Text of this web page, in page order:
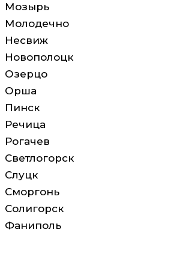
Мозырь
Молодечно
Несвиж
Новополоцк
Озерцо
Орша
Пинск
Речица
Рогачев
Светлогорск
Слуцк
Сморгонь
Солигорск
Фаниполь